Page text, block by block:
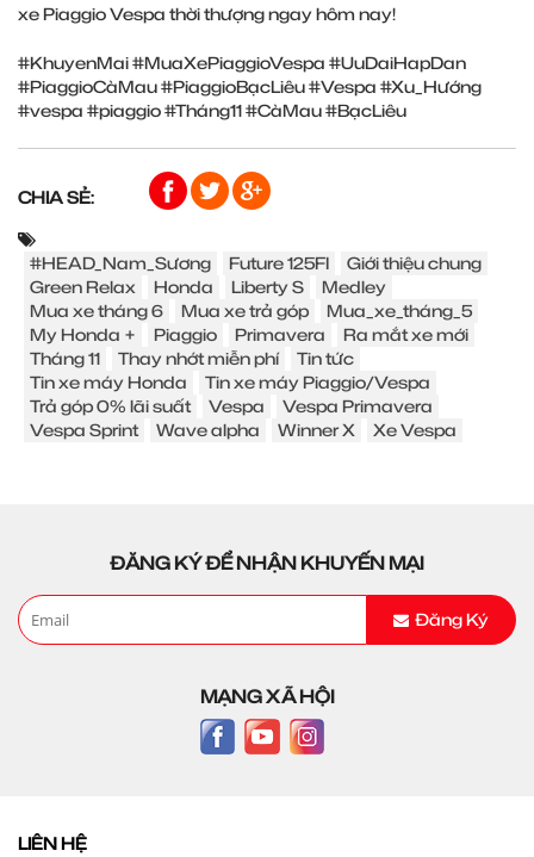
xe Piaggio Vespa thời thượng ngay hôm nay!
#KhuyenMai#MuaXePiaggioVespa #UuDaiHapDan
#PiaggioCàMau#PiaggioBạcLiêu#Vespa #Xu_Hướng
#vespa #piaggio#Tháng11#CàMau#BạcLiêu
CHIA SẺ:
#HEAD_Nam_Sương Future 125FI
Giới thiệu chung
Green Relax
Honda Liberty S
Medley
Mua xe tháng 6
Mua xe trả góp
Mua_xe_tháng_5
My Honda +
Piaggio Primavera
Ra mắt xe mới
Tháng 11
Thay nhớt miễn phí
Tin tức
Tin xe máy Honda
Tin xe máy Piaggio/Vespa
Trả góp 0% lãi suất
Vespa
Vespa Primavera
Vespa Sprint
Wave alpha Winner X Xe Vespa
ĐĂNG KÝ ĐỂ NHẬN KHUYẾN MẠI
Đăng Ký
MẠNG XÃ HỘI
LIÊN HỆ